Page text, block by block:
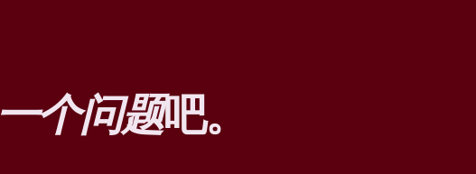
一个问题吧。